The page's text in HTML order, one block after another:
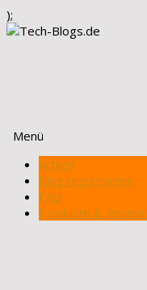
);
Menü
Zum
Inhalt
springen
Artikel
Blog registrieren
FAQ
Produkte & Review